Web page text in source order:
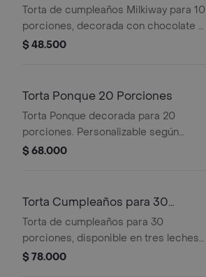
Milkiway.
Torta de cumpleaños Milkiway para 10
porciones, decorada con chocolate y
cereza.
$ 48.500
Torta Ponque 20 Porciones
Torta Ponque decorada para 20
porciones. Personalizable según
diseño.
$ 68.000
Torta Cumpleaños para 30
Porciones.
Torta de cumpleaños para 30
porciones, disponible en tres leches
o ponqué Milkyway, con decoración
$ 78.000